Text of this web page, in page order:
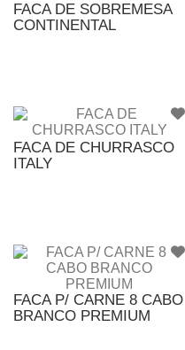
FACA DE SOBREMESA
CONTINENTAL
FACA DE CHURRASCO
ITALY
FACA P/ CARNE 8 CABO
BRANCO PREMIUM